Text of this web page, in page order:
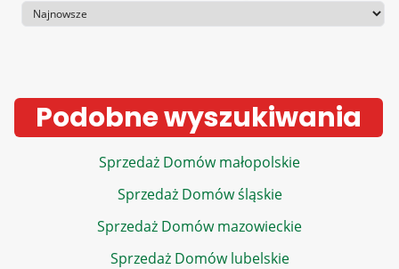
Sortowanie
Podobne wyszukiwania
Sprzedaż Domów małopolskie
Sprzedaż Domów śląskie
Sprzedaż Domów mazowieckie
Sprzedaż Domów lubelskie